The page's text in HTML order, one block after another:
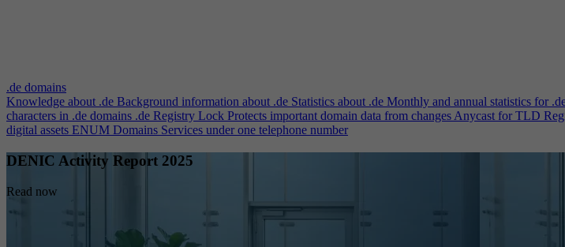
.de domains
Knowledge about .de Background information about .de Statistics about .de Monthly and annual statistics for
characters in .de domains .de Registry Lock Protects important domain data from changesAnycast for TLD
digital assets ENUM Domains Services under one telephone number
DENIC Activity Report 2025
Read now